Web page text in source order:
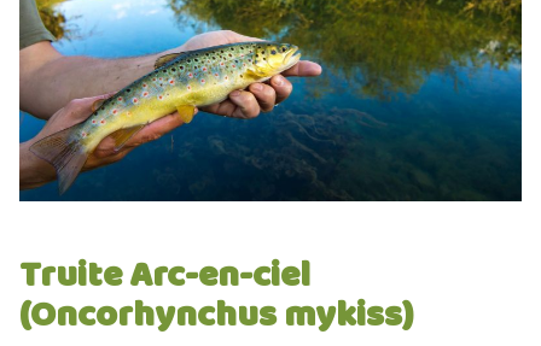
Truite Arc-en-ciel
(Oncorhynchus mykiss)